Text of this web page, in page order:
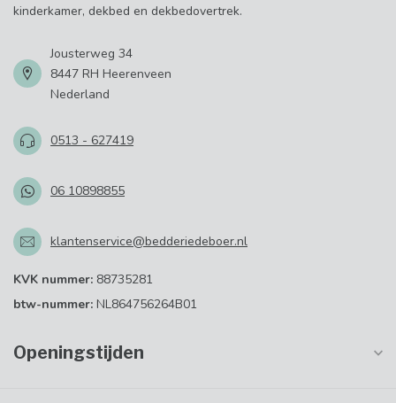
kinderkamer, dekbed en dekbedovertrek.
Jousterweg 34
8447 RH Heerenveen
Nederland
0513 - 627419
06 10898855
klantenservice@bedderiedeboer.nl
KVK nummer: 88735281
btw-nummer: NL864756264B01
Openingstijden